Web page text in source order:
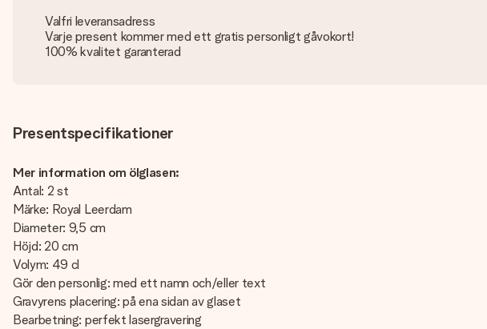
Valfri leveransadress
Varje present kommer med ett gratis personligt gåvokort!
100% kvalitet garanterad
Presentspecifikationer
Mer information om ölglasen:
Antal: 2 st
Märke: Royal Leerdam
Diameter: 9,5 cm
Höjd: 20 cm
Volym: 49 cl
Gör den personlig: med ett namn och/eller text
Gravyrens placering: på ena sidan av glaset
Bearbetning: perfekt lasergravering